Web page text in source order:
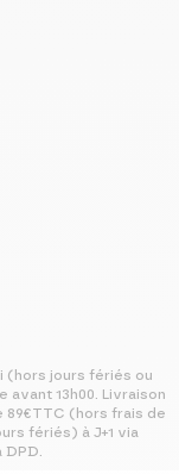
(hors jours fériés ou
13h00. Livraison
89€TTC (hors frais de
fériés) à J+1 via